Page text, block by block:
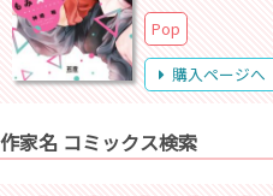
Pop
購入ページへ
作家名 コミックス検索